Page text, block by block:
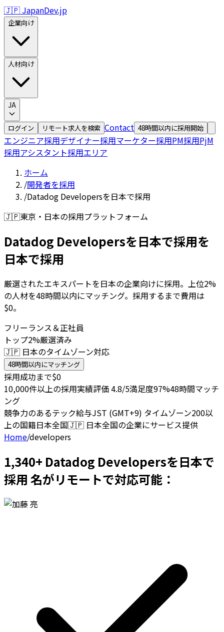
🇯🇵 JapanDev.jp
企業向け
人材向け
JA
ログイン リモート求人を検索 Contact 48時間以内に採用開始
エンジニア採用デザイナー採用マーケター採用PM採用PjM
採用アシスタント採用エリア
ホーム
/開発者を採用
/Datadog Developersを日本で採用
🇯🇵東京・日本の採用プラットフォーム
Datadog Developersを日本で採用を
日本で採用
厳選されたエキスパートを日本の企業向けに採用。上位2%
の人材を48時間以内にマッチング。採用するまで費用は
$0。
フリーランス＆正社員
トップ2%厳選済み
🇯🇵 日本のタイムゾーン対応
48時間以内にマッチング
採用成功まで$0
10,000件以上の採用実績評価 4.8/5満足度97%48時間マッチ
ング
競争力のあるテック給与JST (GMT+9) タイムゾーン200以
上の国籍日本全国🇯🇵 日本全国の企業にサービス提供
Home/developers
1,340+ Datadog Developersを日本で
採用 名がリモートで対応可能：